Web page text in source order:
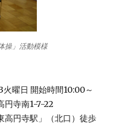
操」活動模様
曜日 開始時間10:00～
円寺南1-7-22
高円寺駅」（北口）徒歩